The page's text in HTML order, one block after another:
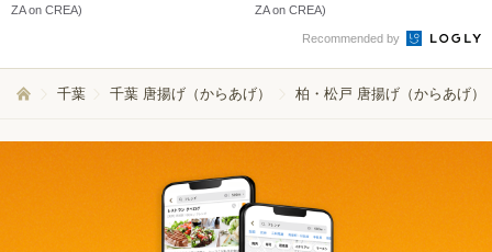
ZA on CREA)
ZA on CREA)
Recommended by
千葉 千葉 唐揚げ（からあげ） 柏・松戸 唐揚げ（からあげ）